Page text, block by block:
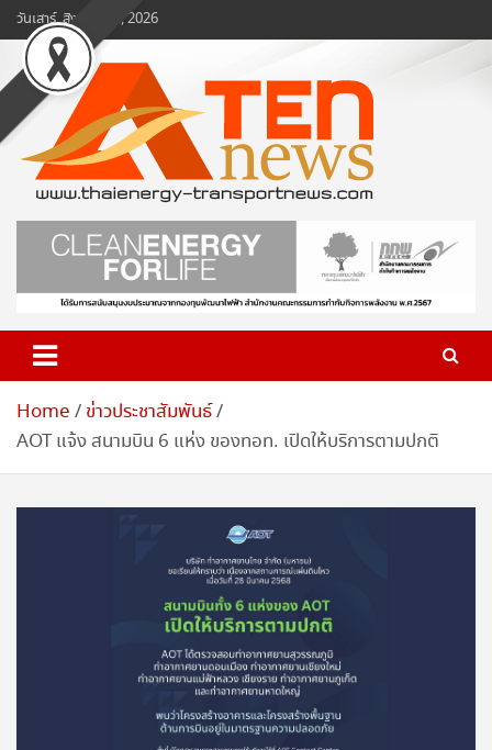
Skip
to
content
วันเสาร์, สิงหาคม 8, 2026
www.ten-news.com
ข่าวพลังงานและคมนาคม
Home
ข่าวประชาสัมพันธ์
AOT แจ้ง สนามบิน 6 แห่ง ของทอท. เปิดให้บริการตามปกติ